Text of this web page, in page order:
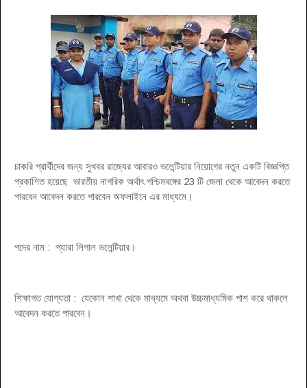
চাকরি প্রার্থীদের জন্য সুখবর রাজ্যের আবারও ভলেন্টিয়ার নিয়োগের নতুন একটি বিজ্ঞপ্তি
প্রকাশিত হয়েছে ভারতীয় নাগরিক অর্থাৎ পশ্চিমবঙ্গের 23 টি জেলা থেকে আবেদন করতে
পারবেন আবেদন করতে পারবেন অফলাইনে এর মাধ্যমে।
পদের নাম : প্যারা লিগাল ভলেন্টিয়ার।
শিক্ষাগত যোগ্যতা : যেকোন শাখা থেকে মাধ্যমে অথবা উচ্চমাধ্যমিক পাশ করে থাকলে
আবেদন করতে পারবেন।